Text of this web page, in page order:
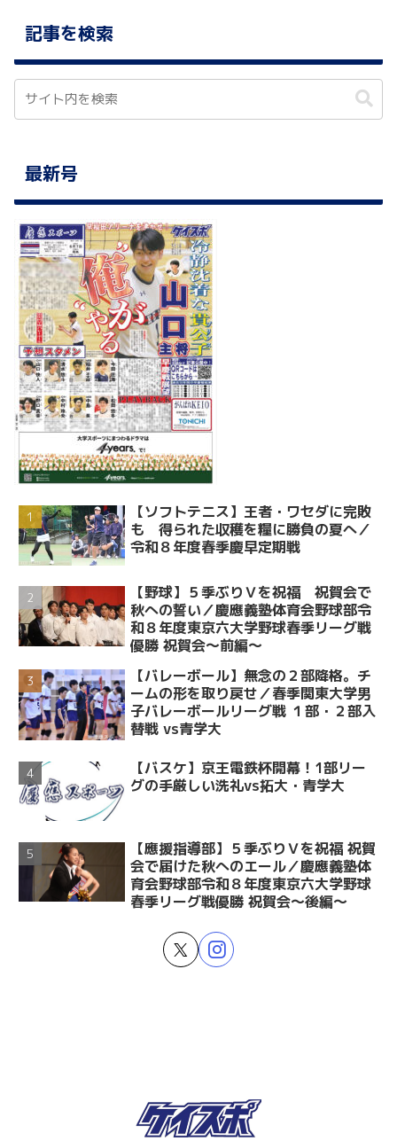
記事を検索
最新号
【ソフトテニス】王者・ワセダに完敗
も 得られた収穫を糧に勝負の夏へ／
令和８年度春季慶早定期戦
【野球】５季ぶりＶを祝福 祝賀会で
秋への誓い／慶應義塾体育会野球部令
和８年度東京六大学野球春季リーグ戦
優勝 祝賀会～前編～
【バレーボール】無念の２部降格。チ
ームの形を取り戻せ／春季関東大学男
子バレーボールリーグ戦 １部・２部入
替戦 vs青学大
【バスケ】京王電鉄杯開幕！1部リー
グの手厳しい洗礼vs拓大・青学大
【應援指導部】５季ぶりＶを祝福 祝賀
会で届けた秋へのエール／慶應義塾体
育会野球部令和８年度東京六大学野球
春季リーグ戦優勝 祝賀会～後編～